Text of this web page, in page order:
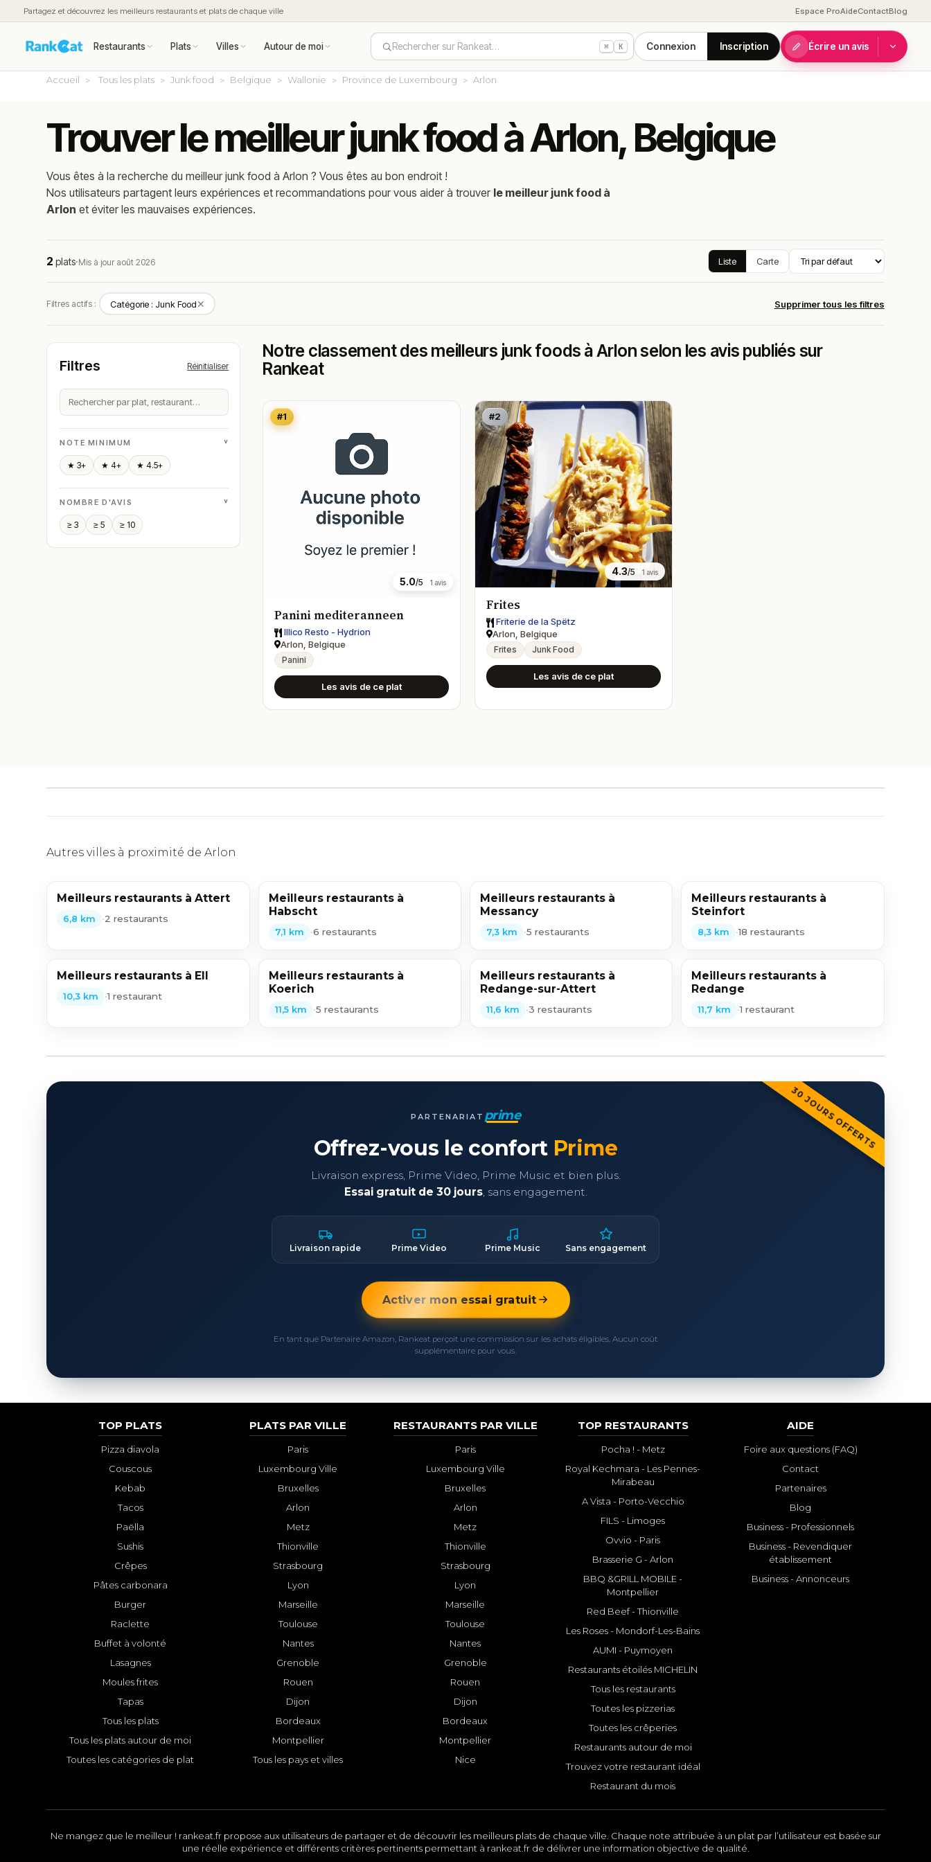
Partagez et découvrez les meilleurs restaurants et plats de chaque ville Espace ProAideContactBlog
Restaurants Plats Villes Autour de moi Rechercher sur Rankeat… ⌘ K Connexion Inscription Écrire un avis
Accueil Tous les plats Junk food Belgique Wallonie Province de Luxembourg Arlon
Trouver le meilleur junk food à Arlon, Belgique
Vous êtes à la recherche du meilleurjunk food àArlon ? Vous êtes au bon endroit !
Nos utilisateurs partagent leurs expériences et recommandations pour vous aider à trouver le meilleur junk food à
Arlon et éviter les mauvaises expériences.
2 plats·Mis à jour août 2026 Liste Carte
Filtres actifs : Catégorie : Junk Food✕ Supprimer tous les filtres
Filtres Réinitialiser
NOTE MINIMUM ˅
★ 3+ ★ 4+ ★ 4.5+
NOMBRE D'AVIS ˅
≥ 3 ≥ 5 ≥ 10
Notre classement des meilleurs junk foods à Arlon selon les avis publiés sur
Rankeat
#1
5.0/5 1 avis
Panini mediteranneen
Illico Resto - Hydrion
Arlon, Belgique
Panini
Les avis de ce plat
#2
4.3/5 1 avis
Frites
Friterie de la Spëtz
Arlon, Belgique
Frites Junk Food
Les avis de ce plat
Autres villes à proximité de Arlon
Meilleurs restaurants à Attert
6,8 km •2 restaurants
Meilleurs restaurants à
Habscht
7,1 km •6 restaurants
Meilleurs restaurants à
Messancy
7,3 km •5 restaurants
Meilleurs restaurants à
Steinfort
8,3 km •18 restaurants
Meilleurs restaurants à Ell
10,3 km •1 restaurant
Meilleurs restaurants à
Koerich
11,5 km •5 restaurants
Meilleurs restaurants à
Redange-sur-Attert
11,6 km •3 restaurants
Meilleurs restaurants à
Redange
11,7 km •1 restaurant
30 JOURS OFFERTS
PARTENARIAT prime
Offrez-vous le confort Prime
Livraison express, Prime Video, Prime Music et bien plus.
Essai gratuit de 30 jours, sans engagement.
Livraison rapide Prime Video Prime Music Sans engagement
Activer mon essai gratuit
En tant que Partenaire Amazon, Rankeat perçoit une commission sur les achats éligibles. Aucun coût
supplémentaire pour vous.
TOP PLATS
Pizza diavola
Couscous
Kebab
Tacos
Paëlla
Sushis
Crêpes
Pâtes carbonara
Burger
Raclette
Buffet à volonté
Lasagnes
Moules frites
Tapas
Tous les plats
Tous les plats autour de moi
Toutes les catégories de plat
PLATS PAR VILLE
Paris
Luxembourg Ville
Bruxelles
Arlon
Metz
Thionville
Strasbourg
Lyon
Marseille
Toulouse
Nantes
Grenoble
Rouen
Dijon
Bordeaux
Montpellier
Tous les pays et villes
RESTAURANTS PAR VILLE
Paris
Luxembourg Ville
Bruxelles
Arlon
Metz
Thionville
Strasbourg
Lyon
Marseille
Toulouse
Nantes
Grenoble
Rouen
Dijon
Bordeaux
Montpellier
Nice
TOP RESTAURANTS
Pocha ! - Metz
Royal Kechmara - Les Pennes-
Mirabeau
A Vista - Porto-Vecchio
FILS - Limoges
Ovvio - Paris
Brasserie G - Arlon
BBQ &GRILL MOBILE -
Montpellier
Red Beef - Thionville
Les Roses - Mondorf-Les-Bains
AUMI - Puymoyen
Restaurants étoilés MICHELIN
Tous les restaurants
Toutes les pizzerias
Toutes les crêperies
Restaurants autour de moi
Trouvez votre restaurant idéal
Restaurant du mois
AIDE
Foire aux questions (FAQ)
Contact
Partenaires
Blog
Business - Professionnels
Business - Revendiquer
établissement
Business - Annonceurs
Ne mangez que le meilleur ! rankeat.fr propose aux utilisateurs de partager et de découvrir les meilleurs plats de chaque ville. Chaque note attribuée à un plat par l’utilisateur est basée sur
une réelle expérience et différents critères pertinents permettant à rankeat.fr de délivrer une information objective de qualité.